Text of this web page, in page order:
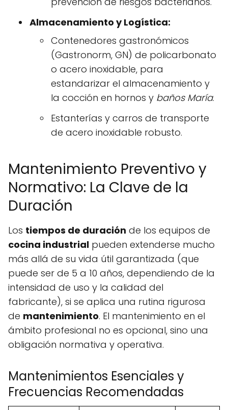
Almacenamiento y Logística:
Contenedores gastronómicos
(Gastronorm, GN) de policarbonato
o acero inoxidable, para
estandarizar el almacenamiento y
la cocción en hornos y baños María.
Estanterías y carros de transporte
de acero inoxidable robusto.
Mantenimiento Preventivo y
Normativo: La Clave de la
Duración
Los tiempos de duración de los equipos de
cocina industrial pueden extenderse mucho
más allá de su vida útil garantizada (que
puede ser de 5 a 10 años, dependiendo de la
intensidad de uso y la calidad del
fabricante), si se aplica una rutina rigurosa
de mantenimiento. El mantenimiento en el
ámbito profesional no es opcional, sino una
obligación normativa y operativa.
Mantenimientos Esenciales y
Frecuencias Recomendadas